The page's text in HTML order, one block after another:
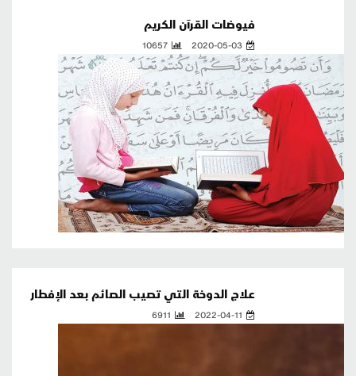
فيوضات القرآن الكريم
2020-05-03
10657
علاج الدوخة التي تصيب الصائم بعد الإفطار
2022-04-11
6911